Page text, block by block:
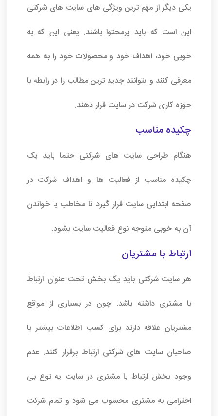
یکی دیگر از مهم ترین ویژگی های سایت های شرکتی
این است که باید پرمحتوا باشند. یعنی این که به
خوبی خود، اهداف خود و محصولات خود را به همه
معرفی کنند و بتوانند جدید ترین مطالب را در رابطه با
حوزه کاری شرکت در سایت قرار دهند.
چکیده مناسب
هنگام طراحی سایت های شرکتی حتما باید یک
چکیده مناسب از فعالیت ها و اهداف شرکت در
صفحه ابتدایی سایت قرار گیرد تا مخاطب با خواندن
آن به خوبی متوجه نوع فعالیت سایت بشود.
ارتباط با مشتریان
هر سایت شرکتی باید یک بخش تحت عنوان ارتباط
با مشتری داشته باشد. چون در بسیاری از مواقع
مشتریان علاقه دارند برای کسب اطلاعات بیشتر با
صاحبان سایت های شرکتی ارتباط برقرار کنند. عدم
وجود بخش ارتباط با مشتری در سایت یه نوع بی
احترامی به مشتری محسوب می شود و تمام شرکت